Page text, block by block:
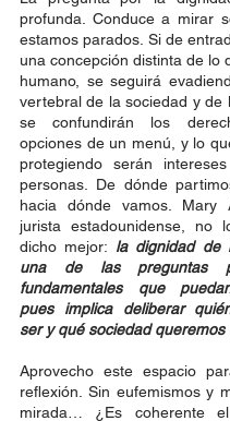
profunda. Conduce a mirar
estamos parados. Si de
una concepción distinta de lo
humano, se seguirá
vertebral de la sociedad y de
se confundirán los
opciones de un menú, y lo
protegiendo serán
personas. De dónde
hacia dónde vamos. Mary
jurista estadounidense, no
dicho mejor: la dignidad de
una de las preguntas
fundamentales que
pues implica deliberar
ser y qué sociedad queremos
Aprovecho este espacio
reflexión. Sin eufemismos y
mirada… ¿Es coherente